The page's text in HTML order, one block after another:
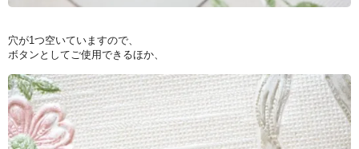
穴が1つ空いていますので、
ボタンとしてご使用できるほか、